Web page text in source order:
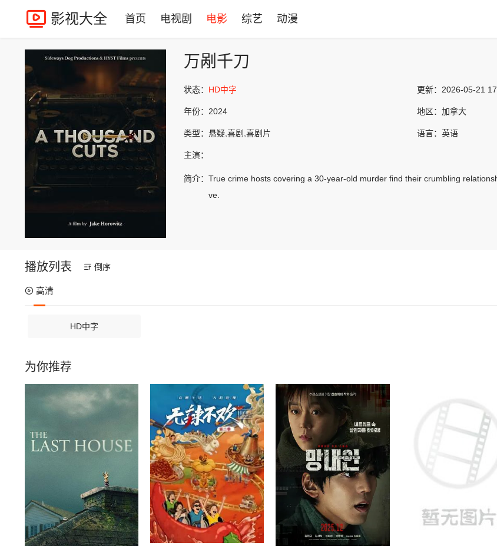
影视大全 首页 电视剧 电影 综艺 动漫
万剐千刀
状态： HD中字 更新： 2026-05-21
年份： 2024 地区： 加拿大
类型： 悬疑,喜剧,喜剧片 语言： 英语
主演：
简介： True crime hosts covering a 30-year-old murder find their crumbling
ve.
播放列表 倒序
高清
HD中字
为你推荐